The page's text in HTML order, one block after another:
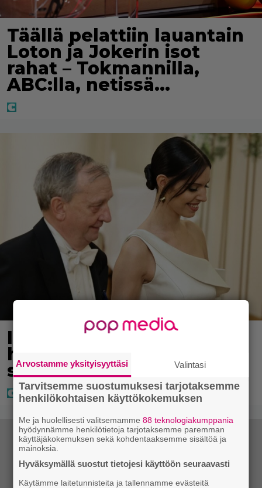
Täällä pelattiin lauantain
Loton ja Jokerin isot
rahat – Tokmannilla,
ABC:lla, netissä…
IS: Hjalliksen ja Jasminen
häissä suomalainen
supertähti
Arvostamme yksityisyyttäsi Valintasi
Tarvitsemme suostumuksesi tarjotaksemme
henkilökohtaisen käyttökokemuksen
Me ja huolellisesti valitsemamme88 teknologiakumppania
hyödynnämme henkilötietoja tarjotaksemme paremman
käyttäjäkokemuksen sekä kohdentaaksemme sisältöä ja
mainoksia.
Hyväksymällä suostut tietojesi käyttöön seuraavasti
Käytämme laitetunnisteita ja tallennamme evästeitä